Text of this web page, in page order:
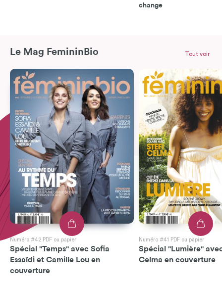
change
Le Mag FemininBio
Numéro #42 PDF ou papier
Spécial "Temps" avec Sofia
Essaïdi et Camille Lou en
couverture
Numéro #41 PDF ou papier
Spécial "Lumière"
Celma en couverture
Tout voir